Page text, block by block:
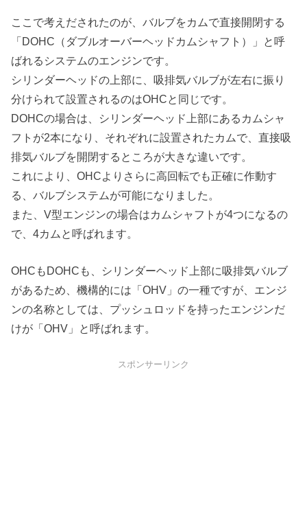
ここで考えだされたのが、バルブをカムで直接開閉する
「DOHC（ダブルオーバーヘッドカムシャフト）」と呼
ばれるシステムのエンジンです。
シリンダーヘッドの上部に、吸排気バルブが左右に振り
分けられて設置されるのはOHCと同じです。
DOHCの場合は、シリンダーヘッド上部にあるカムシャ
フトが2本になり、それぞれに設置されたカムで、直接吸
排気バルブを開閉するところが大きな違いです。
これにより、OHCよりさらに高回転でも正確に作動す
る、バルブシステムが可能になりました。
また、V型エンジンの場合はカムシャフトが4つになるの
で、4カムと呼ばれます。
OHCもDOHCも、シリンダーヘッド上部に吸排気バルブ
があるため、機構的には「OHV」の一種ですが、エンジ
ンの名称としては、プッシュロッドを持ったエンジンだ
けが「OHV」と呼ばれます。
スポンサーリンク